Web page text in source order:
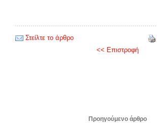
Στείλτε το άρθρο
<< Επιστροφή
Προηγούμενο άρθρο